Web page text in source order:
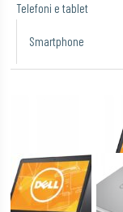
Telefoni e tablet
Smartphone